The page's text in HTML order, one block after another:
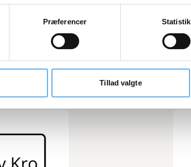
Præferencer Statistik
Tillad valgte